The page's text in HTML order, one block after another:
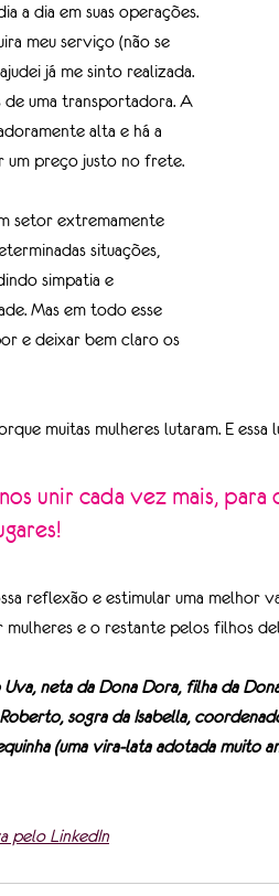
a dia em suas operações.
meu serviço (não se
já me sinto realizada.
uma transportadora. A
alta e há a
um preço justo no frete.
setor extremamente
situações,
simpatia e
Mas em todo esse
e deixar bem claro os
muitas mulheres lutaram. E
reflexão e estimular uma melhor
e o restante pelos filhos
neta da Dona Dora, filha da
sogra da Isabella,
(uma vira-lata adotada muito
pelo LinkedIn